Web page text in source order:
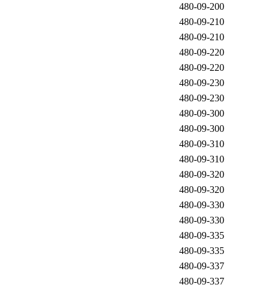
480-09-200
480-09-210
480-09-210
480-09-220
480-09-220
480-09-230
480-09-230
480-09-300
480-09-300
480-09-310
480-09-310
480-09-320
480-09-320
480-09-330
480-09-330
480-09-335
480-09-335
480-09-337
480-09-337